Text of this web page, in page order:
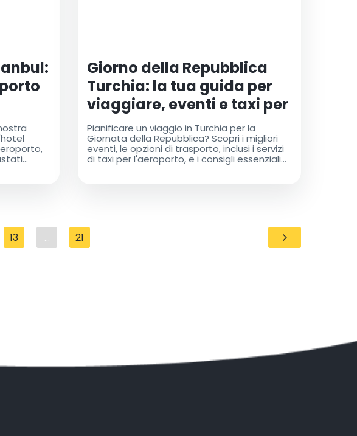
Giorno della Repubblica
Turchia: la tua guida per
viaggiare, eventi e taxi per
l'aeroporto
Pianificare un viaggio in Turchia per la
Giornata della Repubblica? Scopri i migliori
eventi, le opzioni di trasporto, inclusi i servizi
di taxi per l'aeroporto, e i consigli essenziali
13 ... 21